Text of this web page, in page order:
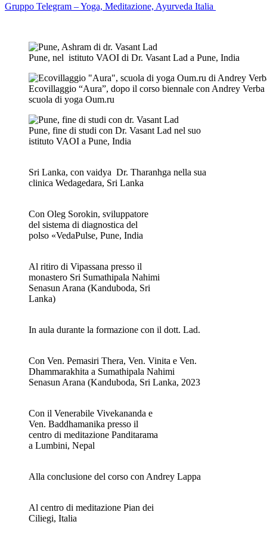
Gruppo Telegram – Yoga, Meditazione, Ayurveda Italia
Pune, nel istituto VAOI di Dr. Vasant Lad a Pune, India
Ecovillaggio “Aura”, dopo il corso biennale con Andrey Verba
scuola di yoga Oum.ru
Pune, fine di studi con Dr. Vasant Lad nel suo
istituto VAOI a Pune, India
Sri Lanka, con vaidya Dr. Tharanhga nella sua
clinica Wedagedara, Sri Lanka
Con Oleg Sorokin, sviluppatore
del sistema di diagnostica del
polso «VedaPulse, Pune, India
Al ritiro di Vipassana presso il
monastero Sri Sumathipala Nahimi
Senasun Arana (Kanduboda, Sri
Lanka)
In aula durante la formazione con il dott. Lad.
Con Ven. Pemasiri Thera, Ven. Vinita e Ven.
Dhammarakhita a Sumathipala Nahimi
Senasun Arana (Kanduboda, Sri Lanka, 2023
Con il Venerabile Vivekananda e
Ven. Baddhamanika presso il
centro di meditazione Panditarama
a Lumbini, Nepal
Alla conclusione del corso con Andrey Lappa
Al centro di meditazione Pian dei
Ciliegi, Italia